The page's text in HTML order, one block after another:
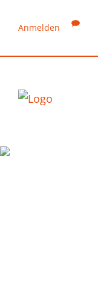
Anmelden